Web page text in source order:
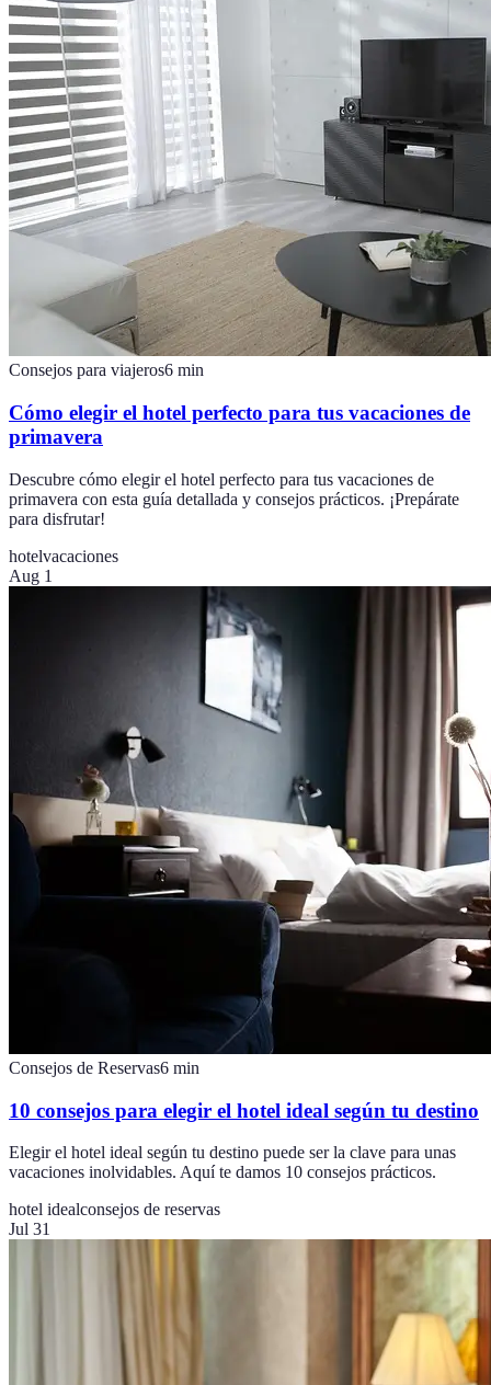
Consejos para viajeros6 min
Cómo elegir el hotel perfecto para tus vacaciones de
primavera
Descubre cómo elegir el hotel perfecto para tus vacaciones de
primavera con esta guía detallada y consejos prácticos. ¡Prepárate
para disfrutar!
hotelvacaciones
Aug 1
Consejos de Reservas6 min
10 consejos para elegir el hotel ideal según tu destino
Elegir el hotel ideal según tu destino puede ser la clave para unas
vacaciones inolvidables. Aquí te damos 10 consejos prácticos.
hotel idealconsejos de reservas
Jul 31